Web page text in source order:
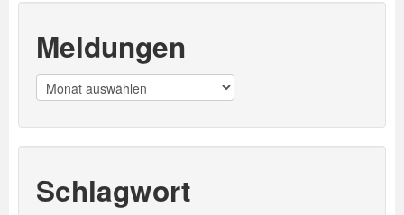
Meldungen
Meldungen
Schlagwort